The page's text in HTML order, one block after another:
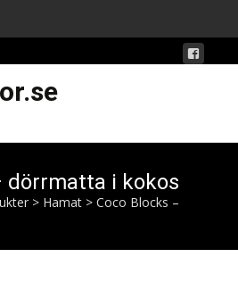
dörrmatta i kokos
> Hamat > Coco Blocks –